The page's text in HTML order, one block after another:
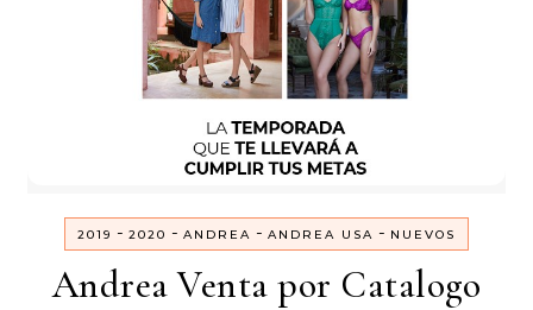
2019 - 2020 - ANDREA - ANDREA USA - NUEVOS
Andrea Venta por Catalogo